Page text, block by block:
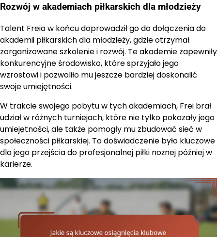
Rozwój w akademiach piłkarskich dla młodzieży
Talent Freia w końcu doprowadził go do dołączenia do
akademii piłkarskich dla młodzieży, gdzie otrzymał
zorganizowane szkolenie i rozwój. Te akademie zapewniły
konkurencyjne środowisko, które sprzyjało jego
wzrostowi i pozwoliło mu jeszcze bardziej doskonalić
swoje umiejętności.
W trakcie swojego pobytu w tych akademiach, Frei brał
udział w różnych turniejach, które nie tylko pokazały jego
umiejętności, ale także pomogły mu zbudować sieć w
społeczności piłkarskiej. To doświadczenie było kluczowe
dla jego przejścia do profesjonalnej piłki nożnej później w
karierze.